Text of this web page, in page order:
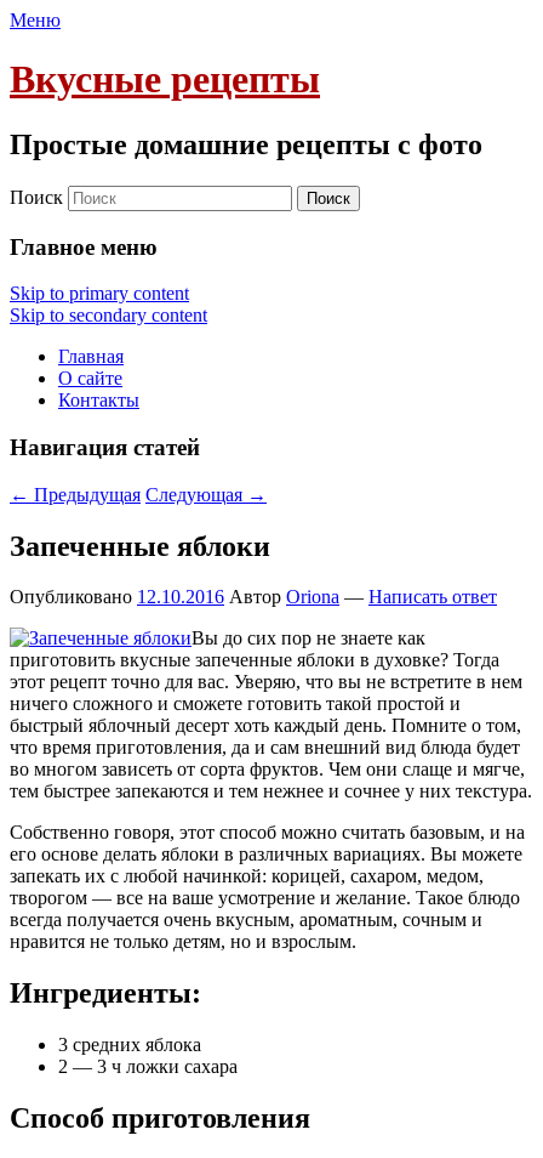
Меню
Вкусные рецепты
Простые домашние рецепты с фото
Поиск
Главное меню
Skip to primary content
Skip to secondary content
Главная
О сайте
Контакты
Навигация статей
← Предыдущая Следующая →
Запеченные яблоки
Опубликовано 12.10.2016 Автор Oriona — Написать ответ
Вы до сих пор не знаете как
приготовить вкусные запеченные яблоки в духовке? Тогда
этот рецепт точно для вас. Уверяю, что вы не встретите в нем
ничего сложного и сможете готовить такой простой и
быстрый яблочный десерт хоть каждый день. Помните о том,
что время приготовления, да и сам внешний вид блюда будет
во многом зависеть от сорта фруктов. Чем они слаще и мягче,
тем быстрее запекаются и тем нежнее и сочнее у них текстура.
Собственно говоря, этот способ можно считать базовым, и на
его основе делать яблоки в различных вариациях. Вы можете
запекать их с любой начинкой: корицей, сахаром, медом,
творогом — все на ваше усмотрение и желание. Такое блюдо
всегда получается очень вкусным, ароматным, сочным и
нравится не только детям, но и взрослым.
Ингредиенты:
3 средних яблока
2 — 3 ч ложки сахара
Способ приготовления